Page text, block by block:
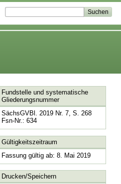
Fundstelle und systematische
Gliederungsnummer
SächsGVBl. 2019 Nr. 7, S. 268
Fsn-Nr.: 634
Gültigkeitszeitraum
Fassung gültig ab: 8. Mai 2019
Drucken/Speichern